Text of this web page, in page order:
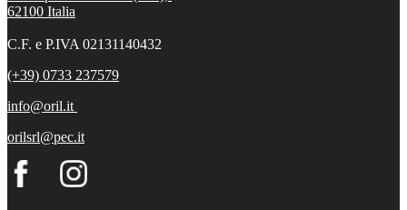
62100 Italia
C.F. e P.IVA 02131140432
(+39) 0733 237579
info@oril.it
orilsrl@pec.it